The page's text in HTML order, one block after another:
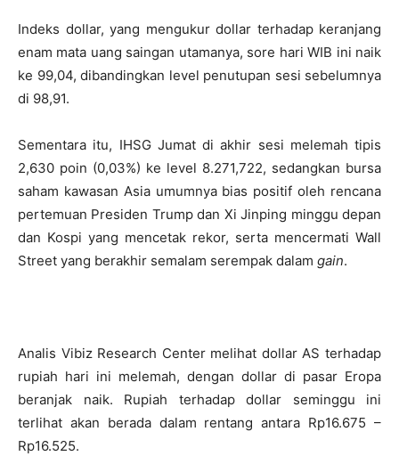
Indeks dollar, yang mengukur dollar terhadap keranjang
enam mata uang saingan utamanya, sore hari WIB ini naik
ke 99,04, dibandingkan level penutupan sesi sebelumnya
di 98,91.
Sementara itu, IHSG Jumat di akhir sesi melemah tipis
2,630 poin (0,03%) ke level 8.271,722, sedangkan bursa
saham kawasan Asia umumnya bias positif oleh rencana
pertemuan Presiden Trump dan Xi Jinping minggu depan
dan Kospi yang mencetak rekor, serta mencermati Wall
Street yang berakhir semalam serempak dalam gain.
Analis Vibiz Research Center melihat dollar AS terhadap
rupiah hari ini melemah, dengan dollar di pasar Eropa
beranjak naik. Rupiah terhadap dollar seminggu ini
terlihat akan berada dalam rentang antara Rp16.675 –
Rp16.525.